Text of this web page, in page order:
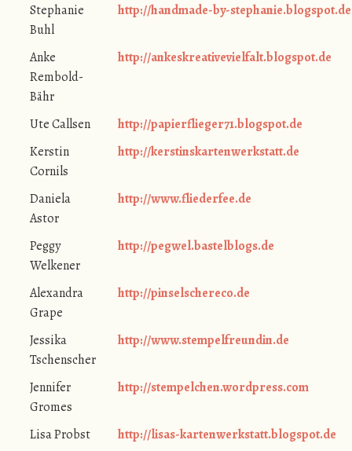
Stephanie
Buhl
http://handmade-by-stephanie.blogspot.de
Anke
Rembold-
Bähr
http://ankeskreativevielfalt.blogspot.de
Ute Callsen
http://papierflieger71.blogspot.de
Kerstin
Cornils
http://kerstinskartenwerkstatt.de
Daniela
Astor
http://www.fliederfee.de
Peggy
Welkener
http://pegwel.bastelblogs.de
Alexandra
Grape
http://pinselschereco.de
Jessika
Tschenscher
http://www.stempelfreundin.de
Jennifer
Gromes
http://stempelchen.wordpress.com
Lisa Probst
http://lisas-kartenwerkstatt.blogspot.de